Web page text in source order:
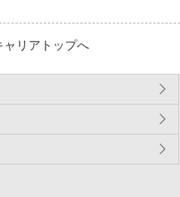
ャリアトップへ